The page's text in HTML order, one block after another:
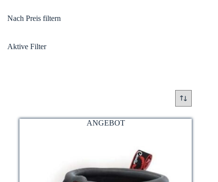
ANGEBOT
Nach Preis filtern
Aktive Filter